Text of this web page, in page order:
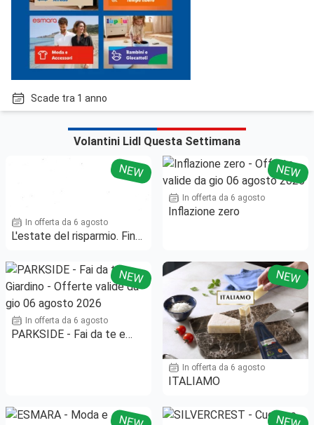
Scade tra 1 anno
Volantini Lidl Questa Settimana
NEW
In offerta da 6 agosto
L'estate del risparmio. Fino
NEW
In offerta da 6 agosto
Inflazione zero
NEW
In offerta da 6 agosto
PARKSIDE - Fai da te e
NEW
In offerta da 6 agosto
ITALIAMO